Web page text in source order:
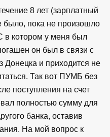
8 лет (зарплатный
было, пока не произошло
котором у меня был
он был в связи с
и приходится не
Так вот ПУМБ без
поступления на счет
полностью сумму для
банка, оставив
На мой вопрос к